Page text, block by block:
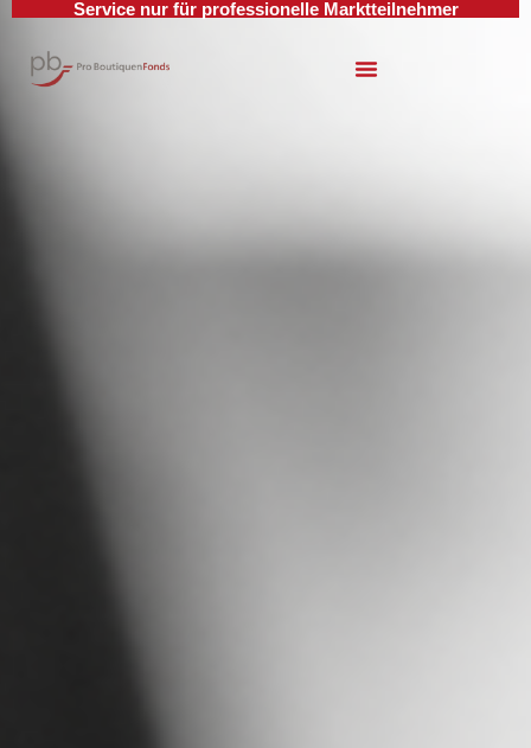
Service nur für professionelle Marktteilnehmer